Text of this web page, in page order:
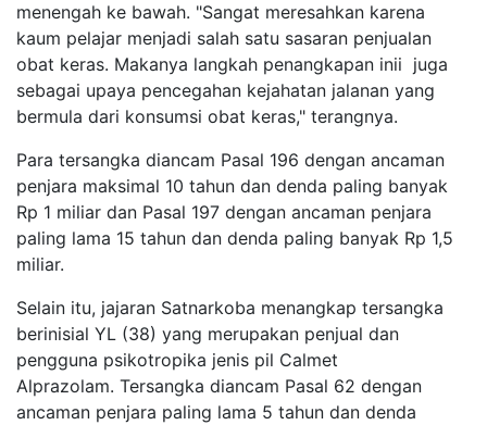
menengah ke bawah. "Sangat meresahkan karena
kaum pelajar menjadi salah satu sasaran penjualan
obat keras. Makanya langkah penangkapan inii juga
sebagai upaya pencegahan kejahatan jalanan yang
bermula dari konsumsi obat keras," terangnya.
Para tersangka diancam Pasal 196 dengan ancaman
penjara maksimal 10 tahun dan denda paling banyak
Rp 1 miliar dan Pasal 197 dengan ancaman penjara
paling lama 15 tahun dan denda paling banyak Rp 1,5
miliar.
Selain itu, jajaran Satnarkoba menangkap tersangka
berinisial YL (38) yang merupakan penjual dan
pengguna psikotropika jenis pil Calmet
Alprazolam. Tersangka diancam Pasal 62 dengan
ancaman penjara paling lama 5 tahun dan denda